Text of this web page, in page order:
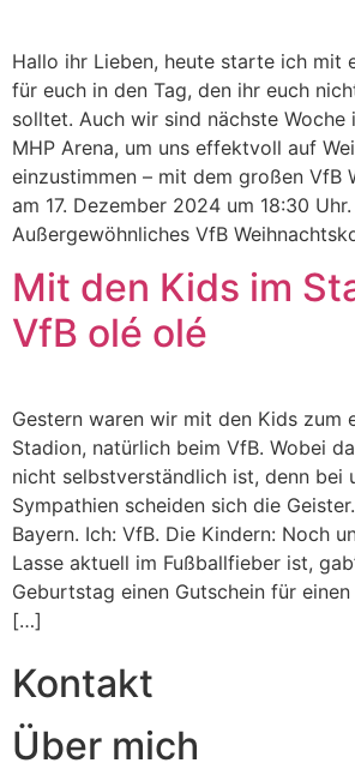
Hallo ihr Lieben, heute starte ich mit
für euch in den Tag, den ihr euch
solltet. Auch wir sind nächste
MHP Arena, um uns effektvoll auf
einzustimmen – mit dem großen VfB
am 17. Dezember 2024 um 18:30 Uhr.
Außergewöhnliches VfB
Mit den Kids im
VfB olé olé
Gestern waren wir mit den Kids zum
Stadion, natürlich beim VfB. Wobei
nicht selbstverständlich ist, denn bei
Sympathien scheiden sich die
Bayern. Ich: VfB. Die Kindern: Noch
Lasse aktuell im Fußballfieber ist,
Geburtstag einen Gutschein für
[…]
Kontakt
Über mich